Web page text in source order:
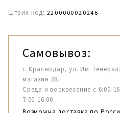
Штрих-код: 2200000020246
Самовывоз:
г. Краснодар, ул. Им.
магазин 38.
Среда и воскресение с 6:00-
7:00-16:00.